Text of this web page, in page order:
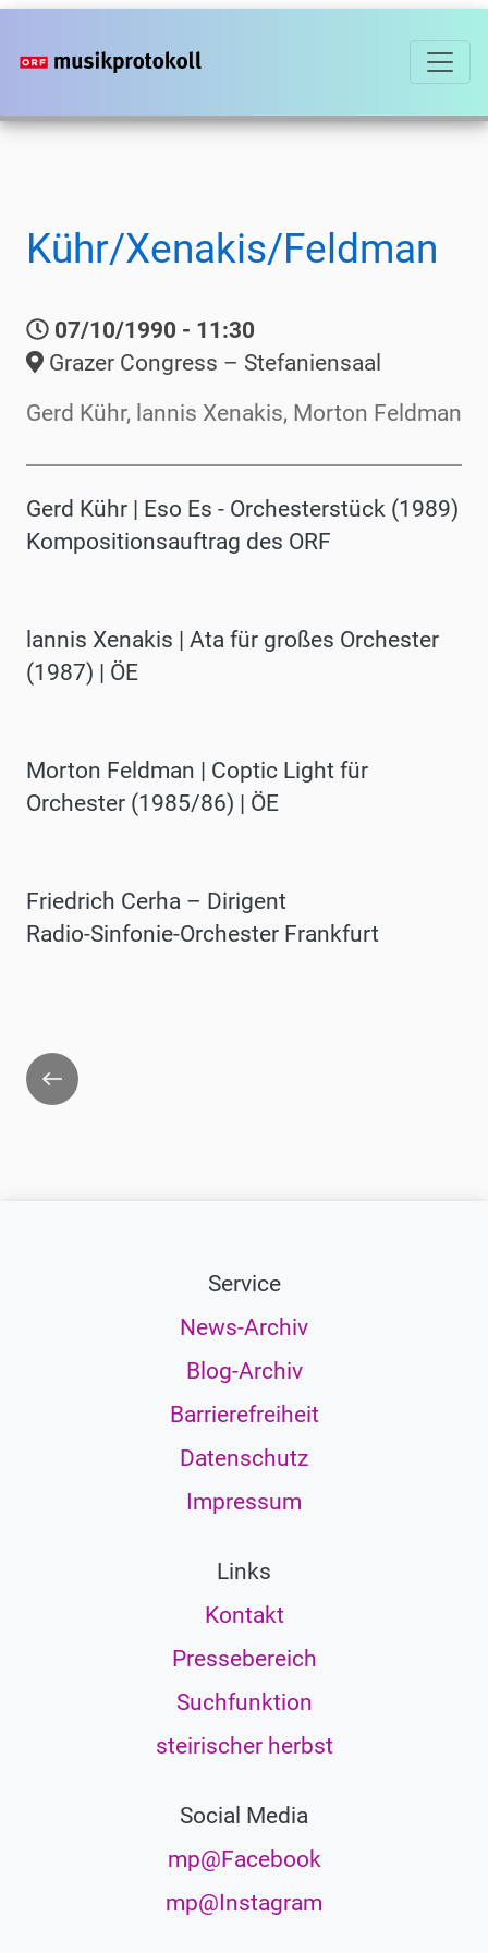
Direkt
zum
Kühr/Xenakis/Feldman
07/10/1990 - 11:30
Grazer Congress – Stefaniensaal
Gerd Kühr, lannis Xenakis, Morton Feldman
Gerd Kühr | Eso Es - Orchesterstück (1989)
Kompositionsauftrag des ORF
lannis Xenakis | Ata für großes Orchester
(1987) | ÖE
Morton Feldman | Coptic Light für
Orchester (1985/86) | ÖE
Friedrich Cerha – Dirigent
Radio-Sinfonie-Orchester Frankfurt
Zurück
Service
News-Archiv
Blog-Archiv
Barrierefreiheit
Datenschutz
Impressum
Links
Kontakt
Pressebereich
Suchfunktion
steirischer herbst
Social Media
mp@Facebook
mp@Instagram